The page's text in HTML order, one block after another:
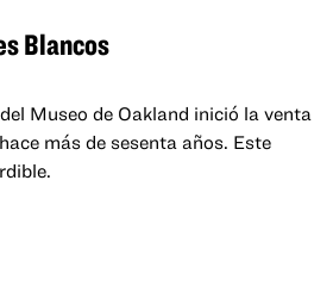
Blancos
Museo de Oakland inició la venta
más de sesenta años. Este